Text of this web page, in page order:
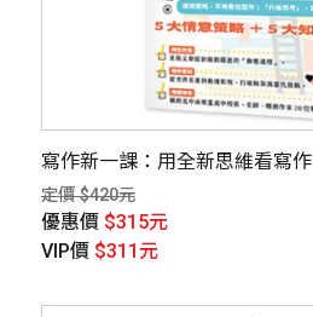
寫作新一課：用全新思維看寫作
定價 $420元
優惠價 $315元
VIP價 $311元